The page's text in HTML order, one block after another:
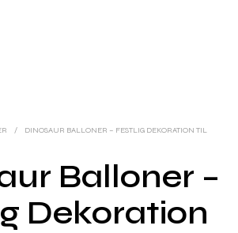
/ DINOSAUR BALLONER – FESTLIG DEKORATION TIL
Balloner –
Dekoration